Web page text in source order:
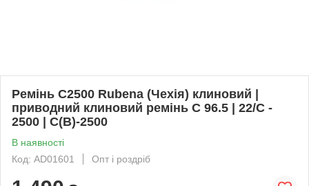
Ремінь C2500 Rubena (Чехія) клиновий |
приводний клиновий ремінь C 96.5 | 22/C -
2500 | С(В)-2500
В наявності
Код: AD01601
Опт і роздріб